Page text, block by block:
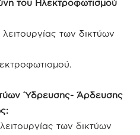
του Ηλεκτροφωτισμού
των δικτύων
Ύδρευσης- Άρδευσης
των δικτύων